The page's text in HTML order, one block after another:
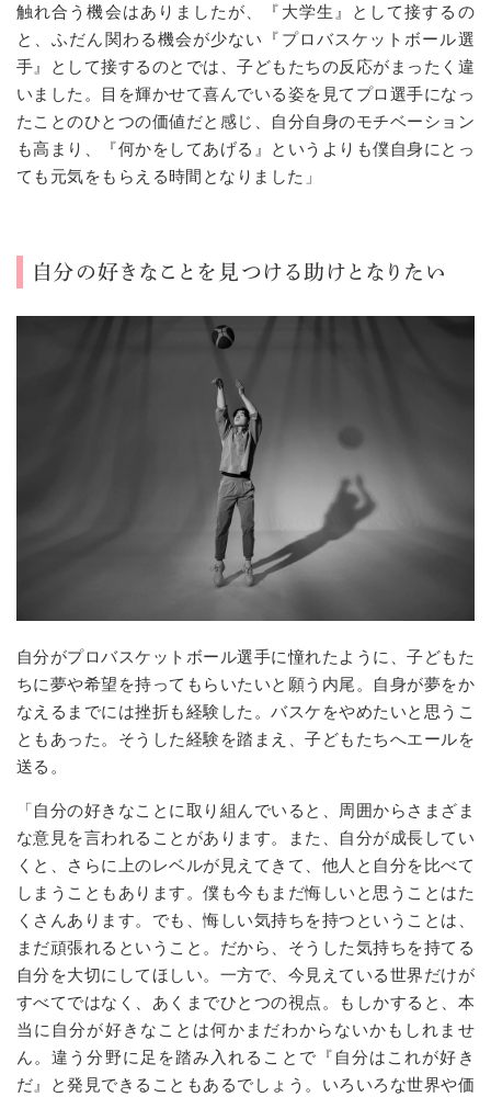
触れ合う機会はありましたが、『大学生』として接するの
と、ふだん関わる機会が少ない『プロバスケットボール選
手』として接するのとでは、子どもたちの反応がまったく違
いました。目を輝かせて喜んでいる姿を見てプロ選手になっ
たことのひとつの価値だと感じ、自分自身のモチベーション
も高まり、『何かをしてあげる』というよりも僕自身にとっ
ても元気をもらえる時間となりました」
自分の好きなことを見つける助けとなりたい
自分がプロバスケットボール選手に憧れたように、子どもた
ちに夢や希望を持ってもらいたいと願う内尾。自身が夢をか
なえるまでには挫折も経験した。バスケをやめたいと思うこ
ともあった。そうした経験を踏まえ、子どもたちへエールを
送る。
「自分の好きなことに取り組んでいると、周囲からさまざま
な意見を言われることがあります。また、自分が成長してい
くと、さらに上のレベルが見えてきて、他人と自分を比べて
しまうこともあります。僕も今もまだ悔しいと思うことはた
くさんあります。でも、悔しい気持ちを持つということは、
まだ頑張れるということ。だから、そうした気持ちを持てる
自分を大切にしてほしい。一方で、今見えている世界だけが
すべてではなく、あくまでひとつの視点。もしかすると、本
当に自分が好きなことは何かまだわからないかもしれませ
ん。違う分野に足を踏み入れることで『自分はこれが好き
だ』と発見できることもあるでしょう。いろいろな世界や価